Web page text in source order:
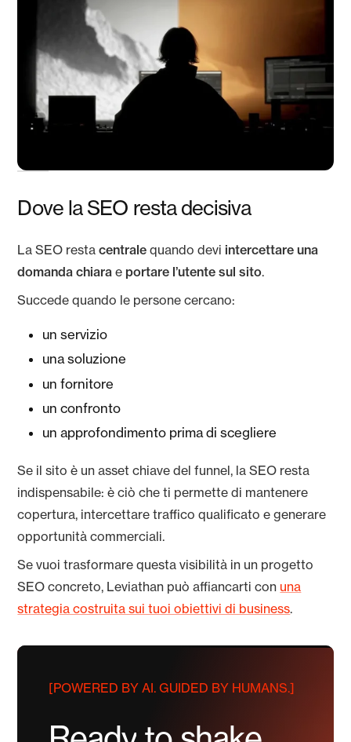
Dove la SEO resta decisiva
La SEO restacentrale quando devi intercettare una
domanda chiara e portare l’utente sul sito.
Succede quando le persone cercano:
un servizio
una soluzione
un fornitore
un confronto
un approfondimento prima di scegliere
Se il sito è un asset chiave del funnel, la SEO resta
indispensabile: è ciò che ti permette di mantenere
copertura, intercettare traffico qualificato e generare
opportunità commerciali.
Se vuoi trasformare questa visibilità in un progetto
SEO concreto, Leviathan può affiancarti con una
strategia costruita sui tuoi obiettivi di business.
[POWERED BY AI. GUIDED BY HUMANS.]